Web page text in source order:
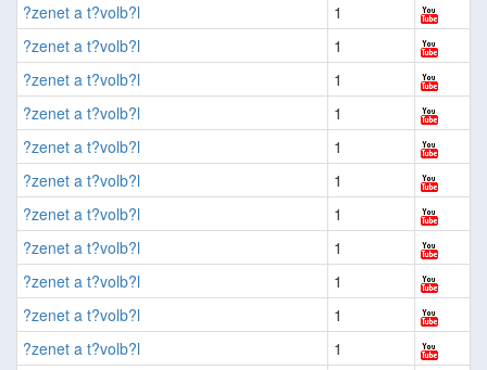
?zenet a t?volb?l
1
?zenet a t?volb?l
1
?zenet a t?volb?l
1
?zenet a t?volb?l
1
?zenet a t?volb?l
1
?zenet a t?volb?l
1
?zenet a t?volb?l
1
?zenet a t?volb?l
1
?zenet a t?volb?l
1
?zenet a t?volb?l
1
?zenet a t?volb?l
1